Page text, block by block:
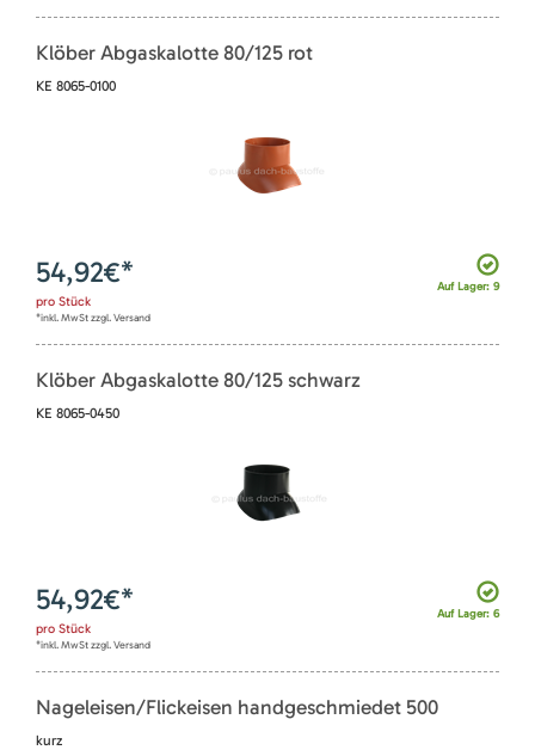
Klöber Abgaskalotte 80/125 rot
KE 8065-0100
Auf Lager: 9
54,92€*
pro Stück
*inkl. MwSt zzgl. Versand
Klöber Abgaskalotte 80/125 schwarz
KE 8065-0450
Auf Lager: 6
54,92€*
pro Stück
*inkl. MwSt zzgl. Versand
Nageleisen/Flickeisen handgeschmiedet 500
kurz